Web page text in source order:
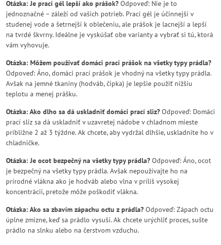
Otázka: Je prací gél lepší ako prášok? Odpoveď: Nie je to
jednoznačné – záleží od vašich potrieb. Prací gél je účinnejší v
studenej vode a šetrnejší k oblečeniu, ale prášok je lacnejší a lepší
na tvrdé škvrny. Ideálne je vyskúšať obe varianty a vybrať si tú, ktorá
vám vyhovuje.
Otázka: Môžem používať domáci prací prášok na všetky typy prádla?
Odpoveď: Áno, domáci prací prášok je vhodný na všetky typy prádla.
Avšak na jemné tkaniny (hodváb, čipka) je lepšie použiť nižšiu
teplotu a menej prášku.
Otázka: Ako dlho sa dá uskladniť domáci prací sliz? Odpoveď: Domáci
prací sliz sa dá uskladniť v uzavretej nádobe v chladnom mieste
približne 2 až 3 týždne. Ak chcete, aby vydržal dlhšie, uskladnite ho v
chladničke.
Otázka: Je ocot bezpečný na všetky typy prádla? Odpoveď: Áno, ocot
je bezpečný na všetky typy prádla. Avšak nepoužívajte ho na
prírodné vlákna ako je hodváb alebo vlna v príliš vysokej
koncentrácii, pretože môže poškodiť vlákna.
Otázka: Ako sa zbavím zápachu octu z prádla? Odpoveď: Zápach octu
úplne zmizne, keď sa prádlo vysuší. Ak chcete urýchliť proces, sušte
prádlo na slnku alebo na čerstvom vzduchu.